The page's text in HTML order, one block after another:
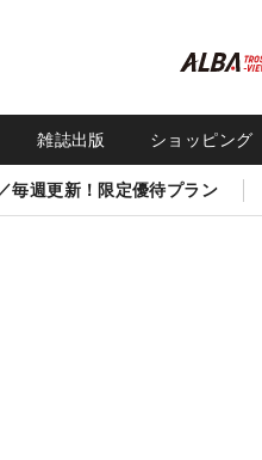
雑誌出版 ショッピング
毎週更新！限定優待プラン